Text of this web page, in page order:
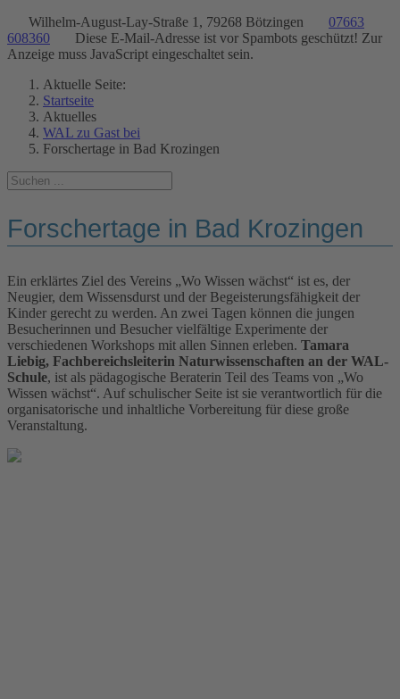
Wilhelm-August-Lay-Straße 1, 79268 Bötzingen
07663
608360
Diese E-Mail-Adresse ist vor Spambots geschützt! Zur
Anzeige muss JavaScript eingeschaltet sein.
Aktuelle Seite:
Startseite
Aktuelles
WAL zu Gast bei
Forschertage in Bad Krozingen
Forschertage in Bad Krozingen
Ein erklärtes Ziel des Vereins „Wo Wissen wächst“ ist es, der
Neugier, dem Wissensdurst und der Begeisterungsfähigkeit der
Kinder gerecht zu werden. An zwei Tagen können die jungen
Besucherinnen und Besucher vielfältige Experimente der
verschiedenen Workshops mit allen Sinnen erleben. Tamara
Liebig, Fachbereichsleiterin Naturwissenschaften an der WAL-
Schule, ist als pädagogische Beraterin Teil des Teams von „Wo
Wissen wächst“. Auf schulischer Seite ist sie verantwortlich für die
organisatorische und inhaltliche Vorbereitung für diese große
Veranstaltung.